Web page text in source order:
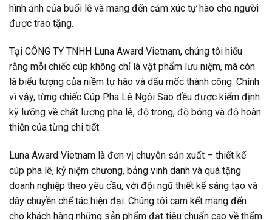
hình ảnh của buổi lễ và mang đến cảm xúc tự hào cho người
được trao tặng.
Tại CÔNG TY TNHH Luna Award Vietnam, chúng tôi hiểu
rằng mỗi chiếc cúp không chỉ là vật phẩm lưu niệm, mà còn
là biểu tượng của niềm tự hào và dấu mốc thành công. Chính
vì vậy, từng chiếc Cúp Pha Lê Ngôi Sao đều được kiểm định
kỹ lưỡng về chất lượng pha lê, độ trong, độ bóng và độ hoàn
thiện của từng chi tiết.
Luna Award Vietnam là đơn vị chuyên sản xuất – thiết kế
cúp pha lê, kỷ niệm chương, bảng vinh danh và quà tặng
doanh nghiệp theo yêu cầu, với đội ngũ thiết kế sáng tạo và
dây chuyền chế tác hiện đại. Chúng tôi cam kết mang đến
cho khách hàng những sản phẩm đạt tiêu chuẩn cao về thẩm